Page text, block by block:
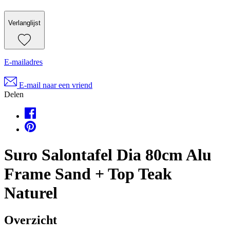
Verlanglijst
E-mailadres
E-mail naar een vriend
Delen
Suro Salontafel Dia 80cm Alu
Frame Sand + Top Teak
Naturel
Overzicht